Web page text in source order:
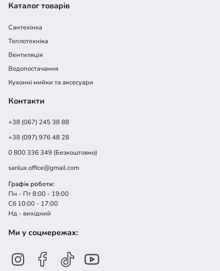
Каталог товарів
Сантехінка
Теплотехніка
Вентиляція
Водопостачання
Кухонні мийки та аксесуари
Контакти
+38 (067) 245 38 88
+38 (097) 976 48 28
0 800 336 349 (Безкоштовно)
sanlux.office@gmail.com
Графік роботи:
Пн - Пт 8:00 - 19:00
Сб 10:00 - 17:00
Нд - вихідний
Ми у соцмережах: